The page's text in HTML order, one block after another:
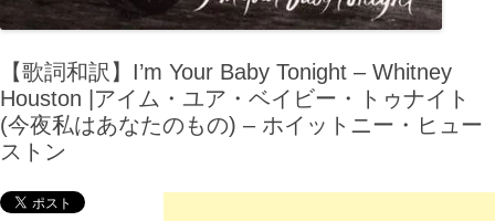
【歌詞和訳】I’m Your Baby Tonight – Whitney
Houston |アイム・ユア・ベイビー・トゥナイト
(今夜私はあなたのもの) – ホイットニー・ヒュー
ストン